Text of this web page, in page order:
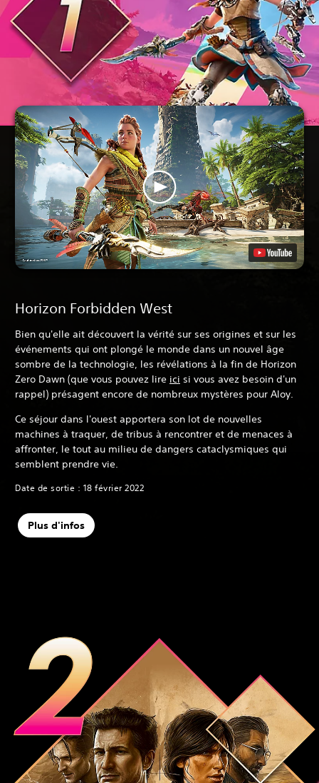
Horizon Forbidden West
Bien qu'elle ait découvert la vérité sur ses origines et sur les
événements qui ont plongé le monde dans un nouvel âge
sombre de la technologie, les révélations à la fin de Horizon
Zero Dawn (que vous pouvez lire ici si vous avez besoin d'un
rappel) présagent encore de nombreux mystères pour Aloy.
Ce séjour dans l'ouest apportera son lot de nouvelles
machines à traquer, de tribus à rencontrer et de menaces à
affronter, le tout au milieu de dangers cataclysmiques qui
semblent prendre vie.
Date de sortie : 18 février 2022
Plus d'infos